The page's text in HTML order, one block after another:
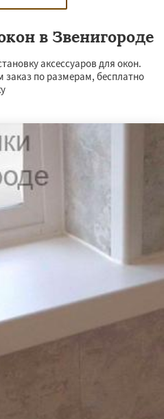
в Звенигороде
аксессуаров для окон.
по размерам, бесплатно